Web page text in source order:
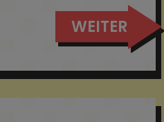
WEITER